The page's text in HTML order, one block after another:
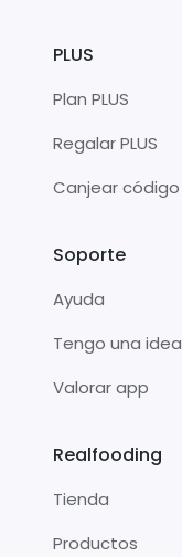
PLUS
Plan PLUS
Regalar PLUS
Canjear código
Soporte
Ayuda
Tengo una idea
Valorar app
Realfooding
Tienda
Productos